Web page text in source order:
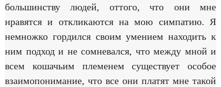
большинству людей, оттого, что они мне
нравятся и откликаются на мою симпатию. Я
немножко гордился своим умением находить к
ним подход и не сомневался, что между мной и
всем кошачьим племенем существует особое
взаимопонимание, что все они платят мне такой